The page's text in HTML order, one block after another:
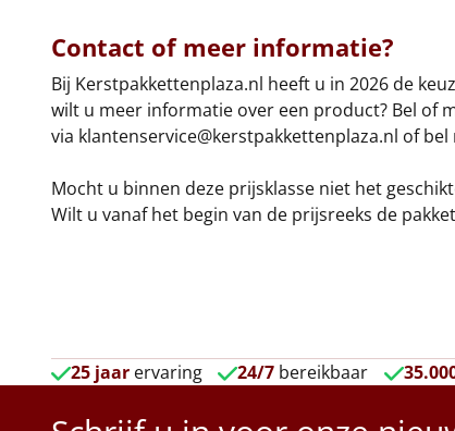
Contact of meer informatie?
Bij Kerstpakkettenplaza.nl heeft u in 2026 de
wilt u meer informatie over een product? Bel of
via klantenservice@kerstpakkettenplaza.nl of bel
Mocht u binnen deze prijsklasse niet het
Wilt u vanaf het begin van de prijsreeks de
25 jaar ervaring 24/7 bereikbaar